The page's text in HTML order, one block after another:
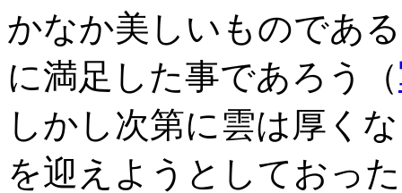
かなか美しいものであ
に満足した事であろう（
しかし次第に雲は厚く
を迎えようとしておっ